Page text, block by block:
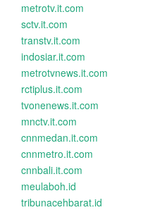
metrotv.it.com
sctv.it.com
transtv.it.com
indosiar.it.com
metrotvnews.it.com
rctiplus.it.com
tvonenews.it.com
mnctv.it.com
cnnmedan.it.com
cnnmetro.it.com
cnnbali.it.com
meulaboh.id
tribunacehbarat.id